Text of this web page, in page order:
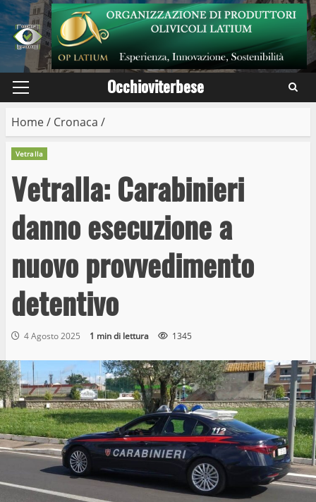
Skip
to
content
Primary
Occhioviterbese
Home/ Cronaca /
Vetralla
Vetralla: Carabinieri
danno esecuzione a
nuovo provvedimento
detentivo
4 Agosto 2025 1 min di lettura 1345